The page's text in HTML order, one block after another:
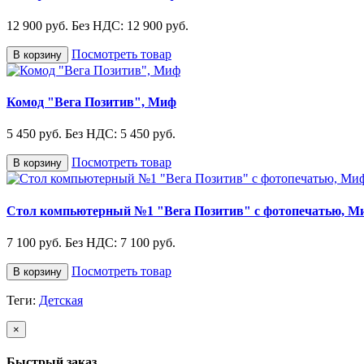
12 900 руб. Без НДС: 12 900 руб.
В корзину Посмотреть товар
Комод "Вега Позитив", Миф
5 450 руб. Без НДС: 5 450 руб.
В корзину Посмотреть товар
Стол компьютерный №1 "Вега Позитив" с фотопечатью,
7 100 руб. Без НДС: 7 100 руб.
В корзину Посмотреть товар
Теги: Детская
×